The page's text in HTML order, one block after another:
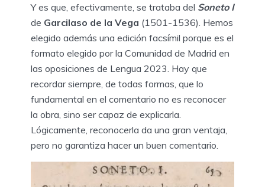
Y es que, efectivamente, se trataba del Soneto I
de Garcilaso de la Vega (1501-1536). Hemos
elegido además una edición facsímil porque es el
formato elegido por la Comunidad de Madrid en
las oposiciones de Lengua 2023. Hay que
recordar siempre, de todas formas, que lo
fundamental en el comentario no es reconocer
la obra, sino ser capaz de explicarla.
Lógicamente, reconocerla da una gran ventaja,
pero no garantiza hacer un buen comentario.